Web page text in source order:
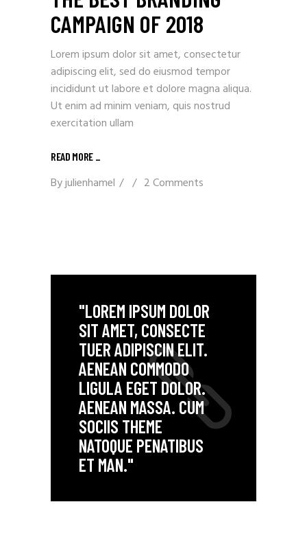
CAMPAIGN OF 2018
Lorem ipsum dolor sit amet, consectetur
adipiscing elit, sed do eiusmod tempor
incididunt ut labore et dolore magna aliqua.
Ut enim ad minim veniam, quis nostrud
exercitation ullam
READ MORE _
Byjulienhamel 2 Comments
"LOREM IPSUM DOLOR
SIT AMET, CONSECTE
TUER ADIPISCIN ELIT.
AENEAN COMMODO
LIGULA EGET DOLOR.
AENEAN MASSA. CUM
SOCIIS THEME
NATOQUE PENATIBUS
ET MAN."